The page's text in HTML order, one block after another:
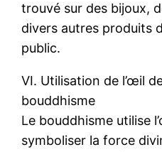
trouvé sur des bijoux,
divers autres produits
public.
VI. Utilisation de l’œil
bouddhisme
Le bouddhisme utilise
symboliser la force